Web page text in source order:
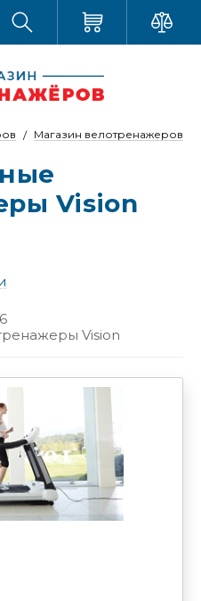
Магазин велотренажеров
Vision
Vision